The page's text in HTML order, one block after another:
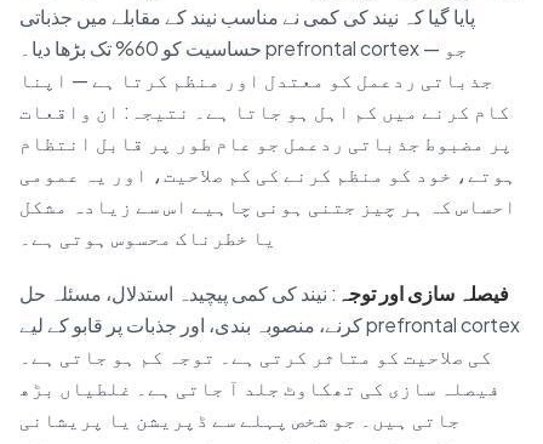
پایا گیا کہ نیند کی کمی نے مناسب نیند کے مقابلے میں جذباتی
حساسیت کو 60% تک بڑھا دیا۔ prefrontal cortex — جو
جذباتی ردعمل کو معتدل اور منظم کرتا ہے — اپنا
کام کرنے میں کم اہل ہو جاتا ہے۔ نتیجہ: ان واقعات
پر مضبوط جذباتی ردعمل جو عام طور پر قابل انتظام
ہوتے، خود کو منظم کرنے کی کم صلاحیت، اور یہ عمومی
احساس کہ ہر چیز جتنی ہونی چاہیے اس سے زیادہ مشکل
یا خطرناک محسوس ہوتی ہے۔
فیصلہ سازی اور توجہ : نیند کی کمی پیچیدہ استدلال، مسئلہ حل
کرنے، منصوبہ بندی، اور جذبات پر قابو کے لیے prefrontal cortex
کی صلاحیت کو متاثر کرتی ہے۔ توجہ کم ہو جاتی ہے۔
فیصلہ سازی کی تھکاوٹ جلد آ جاتی ہے۔ غلطیاں بڑھ
جاتی ہیں۔ جو شخص پہلے سے ڈپریشن یا پریشانی